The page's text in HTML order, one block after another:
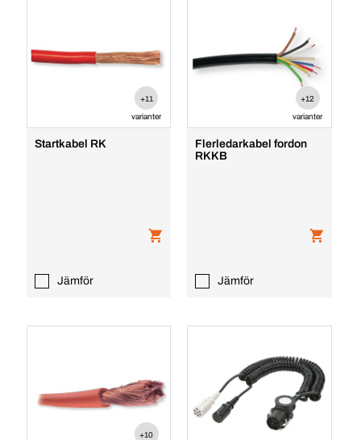
+11
varianter
Startkabel RK
Jämför
+12
varianter
Flerledarkabel fordon
RKKB
Jämför
+10